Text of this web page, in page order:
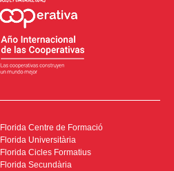
Florida Centre de Formació
Florida Universitària
Florida Cicles Formatius
Florida Secundària